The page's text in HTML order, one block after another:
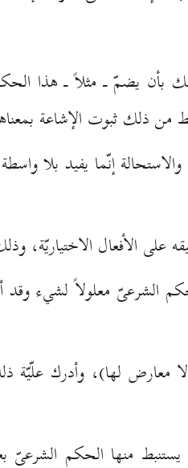
يضمّ ـ مثلاً ـ هذا الحكم
ذلك ثبوت الإشاعة
إنّما يفيد بلا
على الأفعال الاختياريّة،
معلولاً لشيء وقد
لها)، وأدرك علّيّة
منها الحكم الشرعىّ